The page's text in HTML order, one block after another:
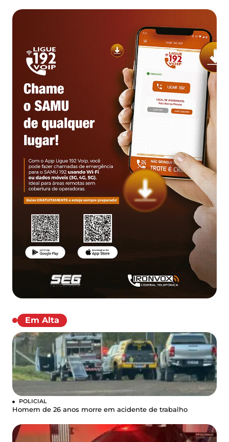
Em Alta
POLICIAL
Homem de 26 anos morre em acidente de trabalho